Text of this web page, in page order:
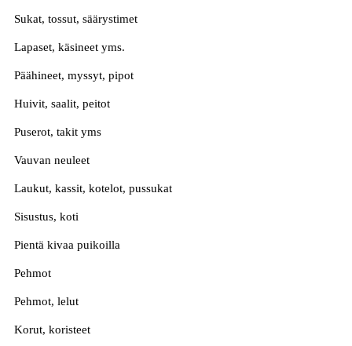
Sukat, tossut, säärystimet
Lapaset, käsineet yms.
Päähineet, myssyt, pipot
Huivit, saalit, peitot
Puserot, takit yms
Vauvan neuleet
Laukut, kassit, kotelot, pussukat
Sisustus, koti
Pientä kivaa puikoilla
Pehmot
Pehmot, lelut
Korut, koristeet